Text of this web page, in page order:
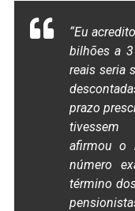
“Eu
bilhões a
reais seria
prazo
tivessem
afirmou o
número
término